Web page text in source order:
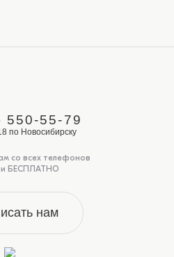
550-55-79
по Новосибирску
со всех телефонов
БЕСПЛАТНО
нам